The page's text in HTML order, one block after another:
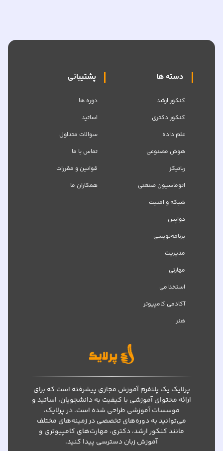
دسته ها
کنکور ارشد
کنکور دکتری
علم داده
هوش مصنوعی
رباتیکز
اتوماسیون صنعتی
شبکه‌ و امنیت
دواپس
برنامه‌نویسی
مدیریت
مهارتی
استخدامی
آکادمی کامپیوتر
هنر
پشتیبانی
دوره ها
اساتید
سوالات متداول
تماس با ما
قوانین و مقررات
همکاران ما
پرلایک یک پلتفرم آموزش مجازی پیشرفته است که برای
ارائه محتوای آموزشی با کیفیت به دانشجویان، اساتید و
موسسات آموزشی طراحی شده است. در پرلایک،
می‌توانید به دوره‌های تخصصی در زمینه‌های مختلف
مانند کنکور ارشد، دکتری، مهارت‌های کامپیوتری و
آموزش زبان دسترسی پیدا کنید.